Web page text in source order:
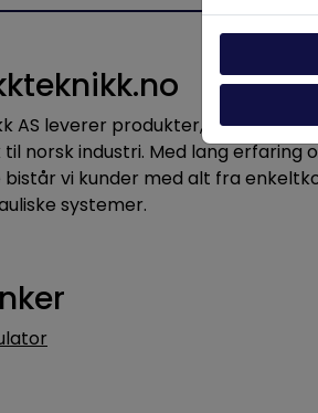
AS leverer produkter,
norsk industri. Med lang erfaring
vi kunder med alt fra
systemer.